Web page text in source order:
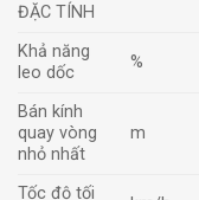
ĐẶC TÍNH
Khả năng
leo dốc
%
Bán kính
quay vòng
nhỏ nhất
m
Tốc độ tối